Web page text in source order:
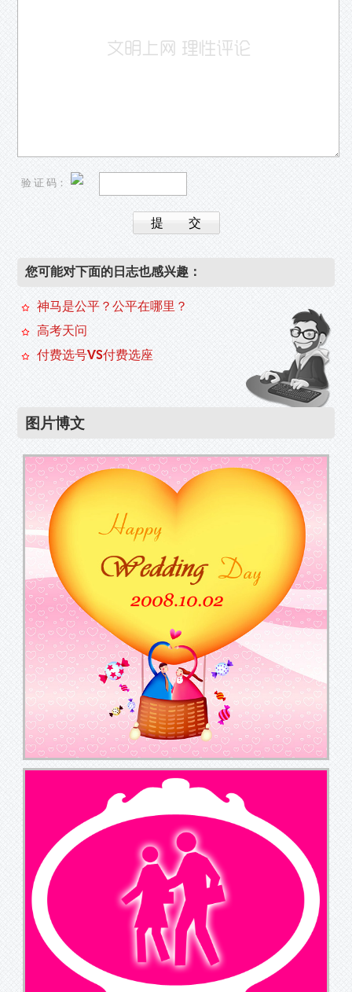
验 证 码：
您可能对下面的日志也感兴趣：
神马是公平？公平在哪里？
高考天问
付费选号VS付费选座
图片博文